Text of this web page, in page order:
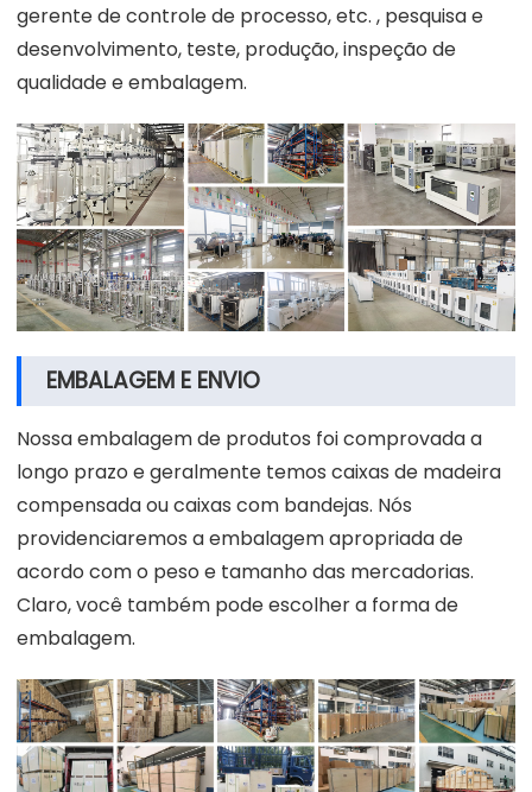
gerente de controle de processo, etc. , pesquisa e
desenvolvimento, teste, produção, inspeção de
qualidade e embalagem.
EMBALAGEM E ENVIO
Nossa embalagem de produtos foi comprovada a
longo prazo e geralmente temos caixas de madeira
compensada ou caixas com bandejas. Nós
providenciaremos a embalagem apropriada de
acordo com o peso e tamanho das mercadorias.
Claro, você também pode escolher a forma de
embalagem.